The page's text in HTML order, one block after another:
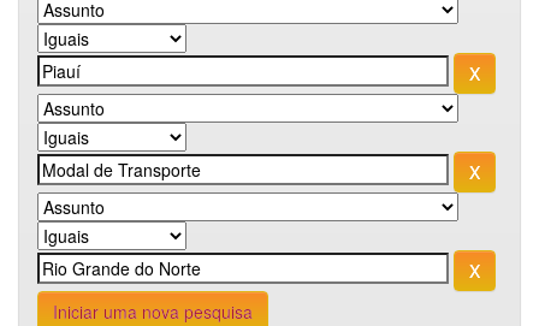
Iniciar uma nova pesquisa